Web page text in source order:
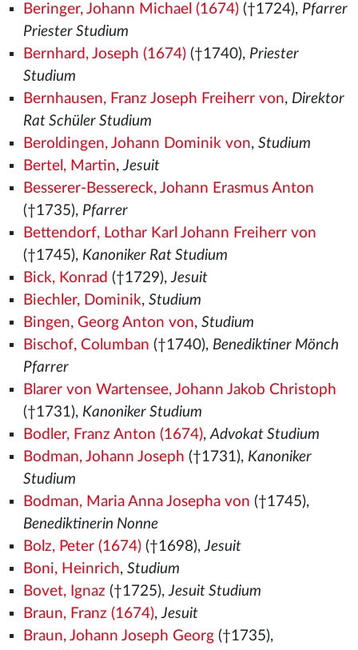
Beringer, Johann Michael (1674)(†1724), Pfarrer
Priester Studium
Bernhard, Joseph (1674)(†1740), Priester
Studium
Bernhausen, Franz Joseph Freiherr von, Direktor
Rat Schüler Studium
Beroldingen, Johann Dominik von, Studium
Bertel, Martin,Jesuit
Besserer-Bessereck, Johann Erasmus Anton
(†1735), Pfarrer
Bettendorf, Lothar Karl Johann Freiherr von
(†1745), Kanoniker Rat Studium
Bick, Konrad (†1729),Jesuit
Biechler, Dominik, Studium
Bingen, Georg Anton von, Studium
Bischof, Columban (†1740), Benediktiner Mönch
Pfarrer
Blarer von Wartensee, Johann Jakob Christoph
(†1731), Kanoniker Studium
Bodler, Franz Anton (1674),Advokat Studium
Bodman, Johann Joseph (†1731), Kanoniker
Studium
Bodman, Maria Anna Josepha von (†1745),
Benediktinerin Nonne
Bolz, Peter (1674)(†1698),Jesuit
Boni, Heinrich, Studium
Bovet, Ignaz (†1725),Jesuit Studium
Braun, Franz (1674),Jesuit
Braun, Johann Joseph Georg(†1735),